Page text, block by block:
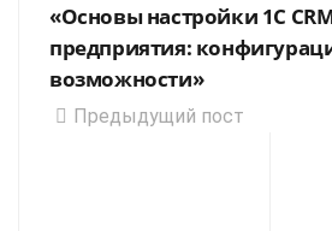
«Основы настройки 1С
предприятия:
возможности»
Предыдущий пост